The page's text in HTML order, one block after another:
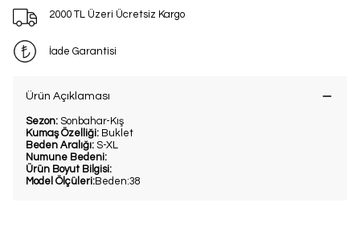
2000 TL Üzeri Ücretsiz Kargo
İade Garantisi
Ürün Açıklaması
Sezon: Sonbahar-Kış
Kumaş Özelliği: Buklet
Beden Aralığı: S-XL
Numune Bedeni:
Ürün Boyut Bilgisi:
Model Ölçüleri:Beden:38